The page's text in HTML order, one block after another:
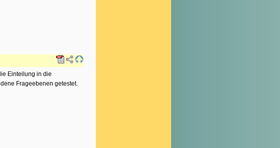
Einteilung in die
Frageebenen getestet.